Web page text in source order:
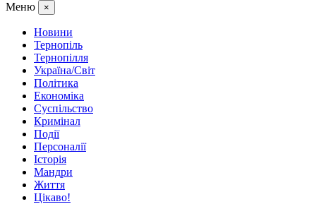
Меню ×
Новини
Тернопіль
Тернопілля
Україна/Світ
Політика
Економіка
Суспільство
Кримінал
Події
Персоналії
Історія
Мандри
Життя
Цікаво!